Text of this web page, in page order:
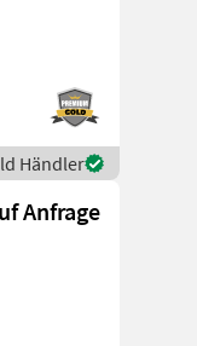
Händler
Anfrage